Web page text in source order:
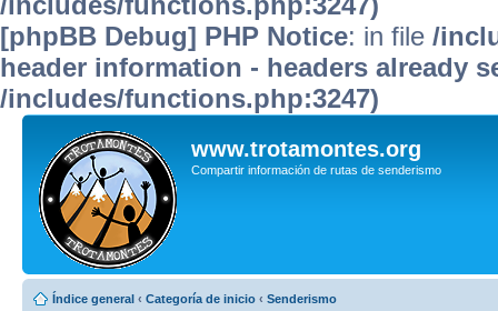
[phpBB Debug] PHP Notice: in file /
header information - headers already
/includes/functions.php:3247)
www.trotamontes.org
Compartir información de rutas de senderismo
Índice general ‹ Categoría de inicio ‹ Senderismo